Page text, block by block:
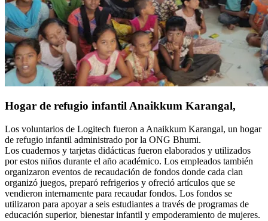
Hogar de refugio infantil Anaikkum Karangal,
Los voluntarios de Logitech fueron a Anaikkum Karangal, un hogar
de refugio infantil administrado por la ONG Bhumi.
Los cuadernos y tarjetas didácticas fueron elaborados y utilizados
por estos niños durante el año académico. Los empleados también
organizaron eventos de recaudación de fondos donde cada clan
organizó juegos, preparó refrigerios y ofreció artículos que se
vendieron internamente para recaudar fondos. Los fondos se
utilizaron para apoyar a seis estudiantes a través de programas de
educación superior, bienestar infantil y empoderamiento de mujeres.